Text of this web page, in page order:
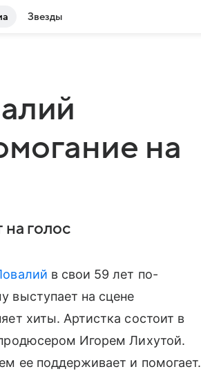
Звезды
на
на голос
в свои 59 лет по-
выступает на сцене
хиты. Артистка состоит в
Игорем Лихутой.
ее поддерживает и помогает.